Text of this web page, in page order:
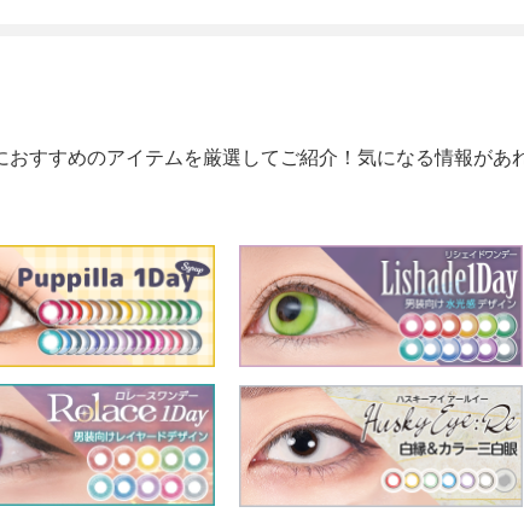
すすめのアイテムを厳選してご紹介！気になる情報があ